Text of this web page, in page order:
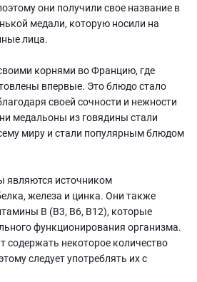
они получили свое название в
медали, которую носили на
лица.
корнями во Францию, где
впервые. Это блюдо стало
своей сочности и нежности
медальоны из говядины стали
миру и стали популярным блюдом
являются источником
железа и цинка. Они также
B (B3, B6, B12), которые
функционирования организма.
содержать некоторое количество
следует употреблять их с